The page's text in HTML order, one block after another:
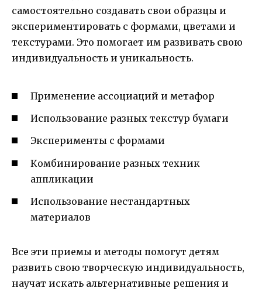
самостоятельно создавать свои образцы и
экспериментировать с формами, цветами и
текстурами. Это помогает им развивать свою
индивидуальность и уникальность.
Применение ассоциаций и метафор
Использование разных текстур бумаги
Эксперименты с формами
Комбинирование разных техник
аппликации
Использование нестандартных
материалов
Все эти приемы и методы помогут детям
развить свою творческую индивидуальность,
научат искать альтернативные решения и